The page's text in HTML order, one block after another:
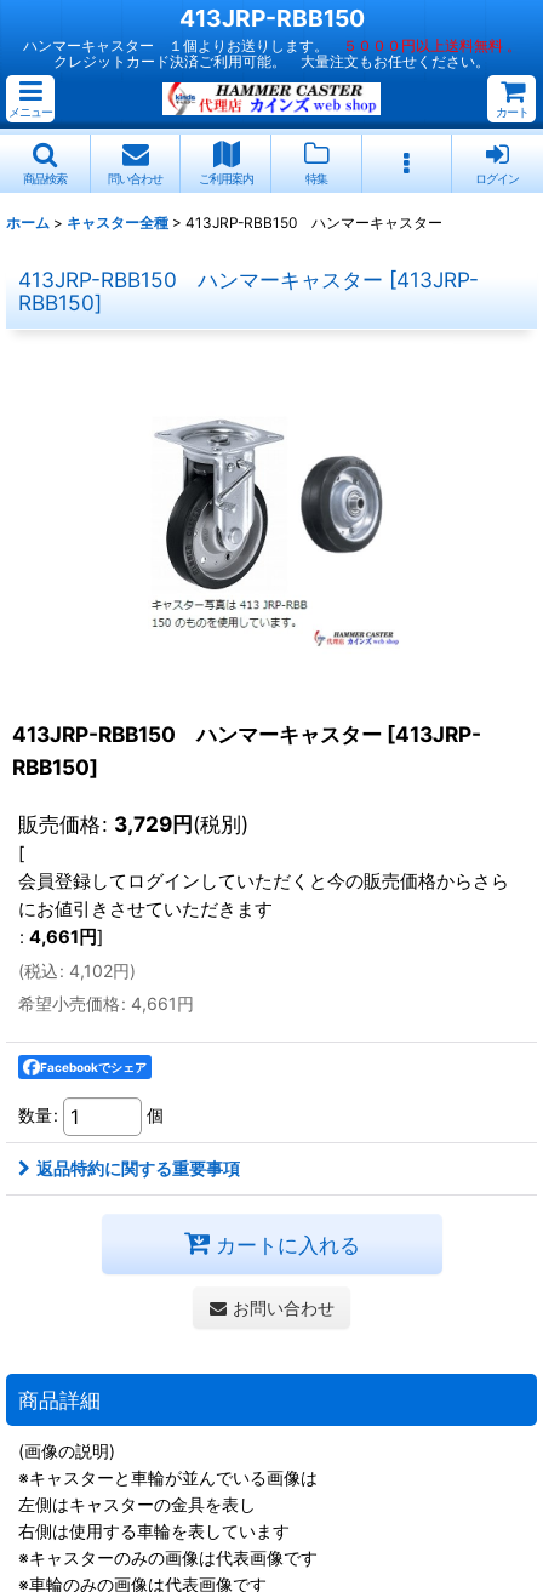
413JRP-RBB150
ハンマーキャスター １個よりお送りします。
５０００円以上送料無料 。
クレジットカード決済ご利用可能。 大量注文もお任せください。
メニュー カート
商品検索 問い合わせ ご利用案内 特集 ログイン
ホーム > キャスター全種 > 413JRP-RBB150 ハンマーキャスター
413JRP-RBB150 ハンマーキャスター [413JRP-
RBB150]
413JRP-RBB150 ハンマーキャスター [413JRP-
RBB150]
販売価格: 3,729円(税別)
[
会員登録してログインしていただくと今の販売価格からさら
にお値引きさせていただきます
: 4,661 円]
(税込: 4,102円)
希望小売価格: 4,661円
Facebookでシェア
数量: 個
返品特約に関する重要事項
カートに入れる
お問い合わせ
商品詳細
(画像の説明)
※キャスターと車輪が並んでいる画像は
左側はキャスターの金具を表し
右側は使用する車輪を表しています
※キャスターのみの画像は代表画像です
※車輪のみの画像は代表画像です